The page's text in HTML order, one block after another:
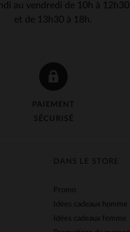
PAIEMENT
SÉCURISÉ
au vendredi de 10h à 12h30
et de 13h30 à 18h.
DANS LE STORE
Promo
Idées cadeaux homme
Idées cadeaux femme